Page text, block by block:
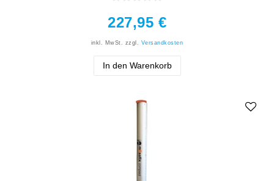
227,95 €
inkl. MwSt. zzgl. Versandkosten
In den Warenkorb